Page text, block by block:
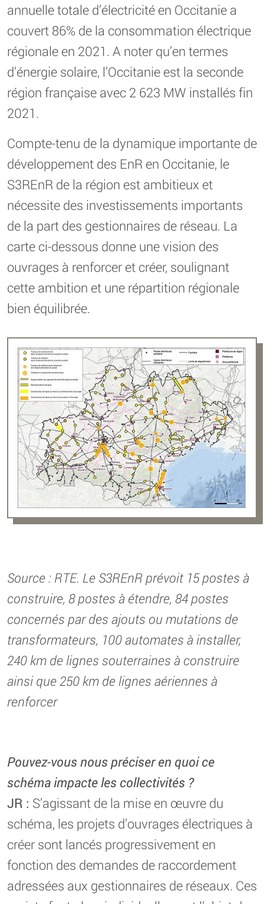
annuelle totale d’électricité en Occitanie a
couvert 86% de la consommation électrique
régionale en 2021. A noter qu’en termes
d’énergie solaire, l’Occitanie est la seconde
région française avec 2 623 MW installés fin
2021.
Compte-tenu de la dynamique importante de
développement des EnR en Occitanie, le
S3REnR de la région est ambitieux et
nécessite des investissements importants
de la part des gestionnaires de réseau. La
carte ci-dessous donne une vision des
ouvrages à renforcer et créer, soulignant
cette ambition et une répartition régionale
bien équilibrée.
Source : RTE. Le S3REnR prévoit 15 postes à
construire, 8 postes à étendre, 84 postes
concernés par des ajouts ou mutations de
transformateurs, 100 automates à installer,
240 km de lignes souterraines à construire
ainsi que 250 km de lignes aériennes à
renforcer
Pouvez-vous nous préciser en quoi ce
schéma impacte les collectivités ?
JR : S’agissant de la mise en œuvre du
schéma, les projets d’ouvrages électriques à
créer sont lancés progressivement en
fonction des demandes de raccordement
adressées aux gestionnaires de réseaux. Ces